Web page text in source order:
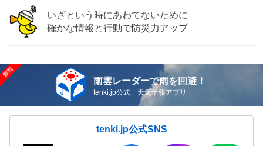
いざという時にあわてないために
確かな情報と行動で防災力アップ
雨雲レーダーで雨を回避！
tenki.jp公式 天気予報アプリ
tenki.jp公式SNS